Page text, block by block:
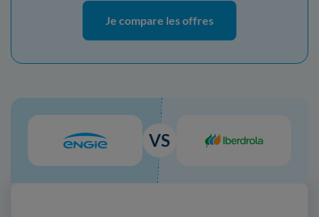
Je compare les offres
VS